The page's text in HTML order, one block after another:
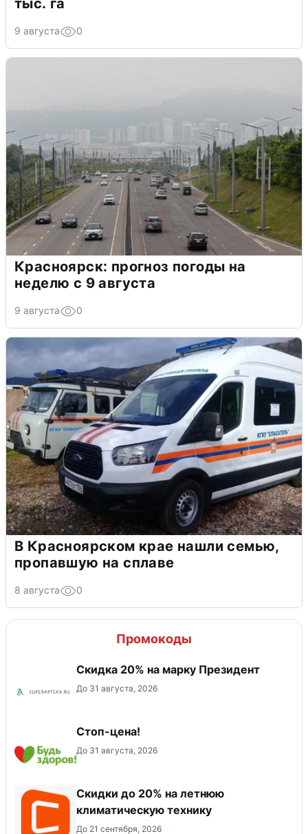
тыс. га
9 августа 0
Красноярск: прогноз погоды на
неделю с 9 августа
9 августа 0
В Красноярском крае нашли семью,
пропавшую на сплаве
8 августа 0
Промокоды
Скидка 20% на марку Президент
До 31 августа, 2026
Стоп-цена!
До 31 августа, 2026
Скидки до 20% на летнюю
климатическую технику
До 21 сентября, 2026